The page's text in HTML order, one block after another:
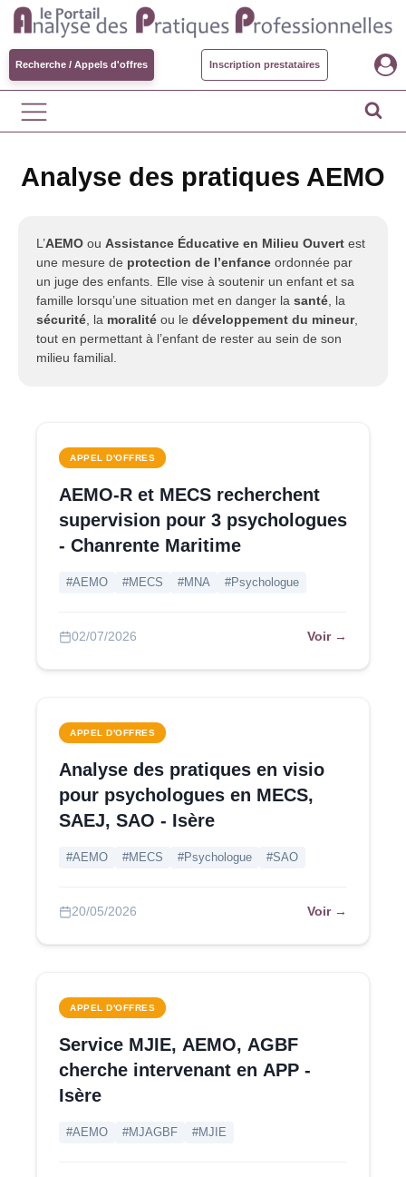
Recherche / Appels d'offres Inscription prestataires
Analyse des pratiques AEMO
L’AEMO ou Assistance Éducative en Milieu Ouvert est
une mesure de protection de l’enfance ordonnée par
un juge des enfants. Elle vise à soutenir un enfant et sa
famille lorsqu’une situation met en danger la santé , la
sécurité , la moralité ou le développement du mineur,
tout en permettant à l’enfant de rester au sein de son
milieu familial.
APPEL D'OFFRES
AEMO-R et MECS recherchent
supervision pour 3 psychologues
- Chanrente Maritime
#AEMO #MECS #MNA #Psychologue
02/07/2026 Voir →
APPEL D'OFFRES
Analyse des pratiques en visio
pour psychologues en MECS,
SAEJ, SAO - Isère
#AEMO #MECS #Psychologue #SAO
20/05/2026 Voir →
APPEL D'OFFRES
Service MJIE, AEMO, AGBF
cherche intervenant en APP -
Isère
#AEMO #MJAGBF #MJIE